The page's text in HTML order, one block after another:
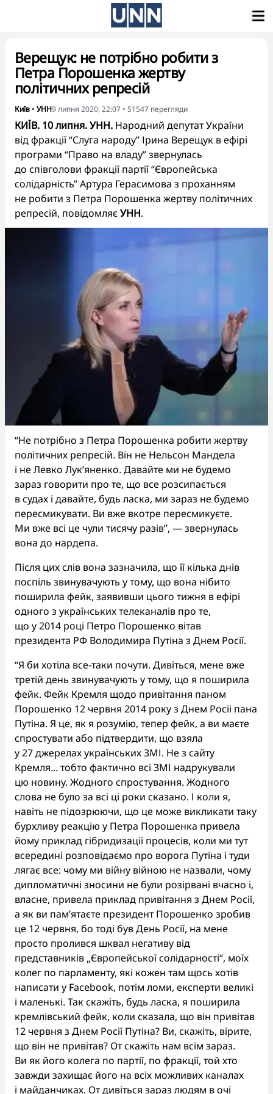
Верещук: не потрібно робити з
Петра Порошенка жертву
політичних репресій
Київ • УНН9 липня 2020, 22:07 • 51547 перегляди
КИЇВ. 10 липня. УНН. Народний депутат України
від фракції “Слуга народу” Ірина Верещук в ефірі
програми “Право на владу” звернулась
до співголови фракції партії “Європейська
солідарність” Артура Герасимова з проханням
не робити з Петра Порошенка жертву політичних
репресій, повідомляє УНН.
“Не потрібно з Петра Порошенка робити жертву
політичних репресій. Він не Нельсон Мандела
і не Левко Лук’яненко. Давайте ми не будемо
зараз говорити про те, що все розсипається
в судах і давайте, будь ласка, ми зараз не будемо
пересмикувати. Ви вже вкотре пересмикуєте.
Ми вже всі це чули тисячу разів”, — звернулась
вона до нардепа.
Після цих слів вона зазначила, що її кілька днів
поспіль звинувачують у тому, що вона нібито
поширила фейк, заявивши цього тижня в ефірі
одного з українських телеканалів про те,
що у 2014 році Петро Порошенко вітав
президента РФ Володимира Путіна з Днем Росії.
“Я би хотіла все-таки почути. Дивіться, мене вже
третій день звинувачують у тому, що я поширила
фейк. Фейк Кремля щодо привітання паном
Порошенко 12 червня 2014 року з Днем Росіі пана
Путіна. Я це, як я розумію, тепер фейк, а ви маєте
спростувати або підтвердити, що взяла
у 27 джерелах українських ЗМІ. Не з сайту
Кремля... тобто фактично всі ЗМІ надрукували
цю новину. Жодного спростування. Жодного
слова не було за всі ці роки сказано. І коли я,
навіть не підозрюючи, що це може викликати таку
бурхливу реакцію у Петра Порошенка привела
йому приклад гібридизації процесів, коли ми тут
всередині розповідаємо про ворога Путіна і туди
лягає все: чому ми війну війною не назвали, чому
дипломатичні зносини не були розірвані вчасно і,
власне, привела приклад привітання з Днем Росії,
а як ви пам’ятаєте президент Порошенко зробив
це 12 червня, бо тоді був День Росії, на мене
просто пролився шквал негативу від
представників „Європейської солідарності“, моїх
колег по парламенту, які кожен там щось хотів
написати у Facebook, потім ломи, експерти великі
і маленькі. Так скажіть, будь ласка, я поширила
кремлівський фейк, коли сказала, що він привітав
12 червня з Днем Росії Путіна? Ви, скажіть, вірите,
що він не привітав? От скажіть нам всім зараз.
Ви як його колега по партії, по фракції, той хто
завжди захищає його на всіх можливих каналах
і майданчиках. От дивіться зараз людям в очі